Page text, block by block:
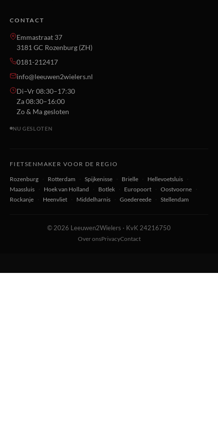
CONTACT
Emmastraat 37
3181 GC Rozenburg (ZH)
0181-212417
info@leeuwen2wielers.nl
Di–Vr 08:30–17:30
Za 08:30–16:00
Zo & Ma gesloten
NU GESLOTEN
FIETSENMAKER VOOR DE REGIO
Rozenburg Rotterdam Spijkenisse Brielle Hellevoetsluis
Maassluis
Hoek van Holland Botlek Europoort Oostvoorne
Rockanje
Heenvliet Middelharnis Goedereede Stellendam
© 2026 Leeuwen2Wielers · KvK 24216750
Over onsPrivacyContact